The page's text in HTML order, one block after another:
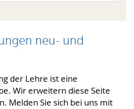
neu- und
der Lehre ist eine
Wir erweitern diese Seite
Melden Sie sich bei uns mit